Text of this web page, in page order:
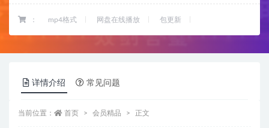
： mp4格式 网盘在线播放 包更新
详情介绍 常见问题
当前位置： 首页 会员精品 正文